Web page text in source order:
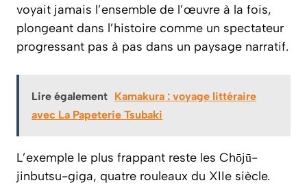
voyait jamais l’ensemble de l’œuvre à la fois,
plongeant dans l’histoire comme un spectateur
progressant pas à pas dans un paysage narratif.
Lire également Kamakura : voyage littéraire
avec La Papeterie Tsubaki
L’exemple le plus frappant reste les Chōjū-
jinbutsu-giga, quatre rouleaux du XIIe siècle.